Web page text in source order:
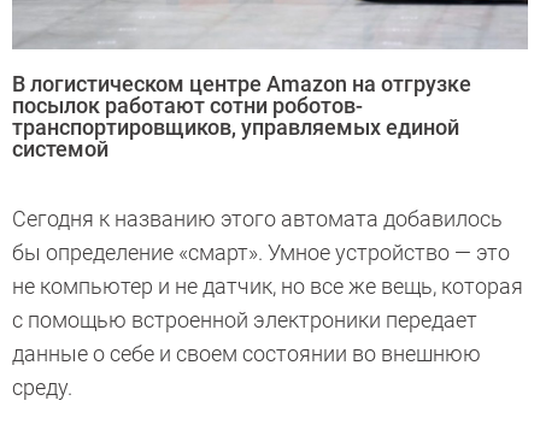
В логистическом центре Amazon на отгрузке
посылок работают сотни роботов-
транспортировщиков, управляемых единой
системой
Сегодня к названию этого автомата добавилось
бы определение «смарт». Умное устройство — это
не компьютер и не датчик, но все же вещь, которая
с помощью встроенной электроники передает
данные о себе и своем состоянии во внешнюю
среду.